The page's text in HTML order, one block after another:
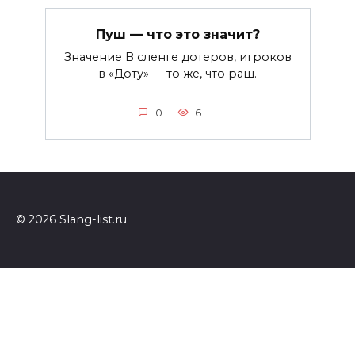
Пуш — что это значит?
Значение В сленге дотеров, игроков
в «Доту» — то же, что раш.
0 6
© 2026 Slang-list.ru